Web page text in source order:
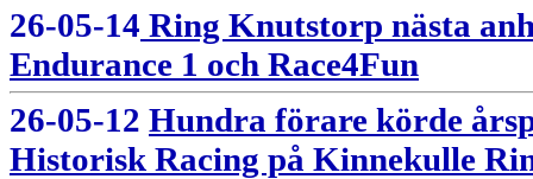
26-05-14 Ring Knutstorp nästa
Endurance 1 och Race4Fun
26-05-12 Hundra förare körde
Historisk Racing på Kinnekulle